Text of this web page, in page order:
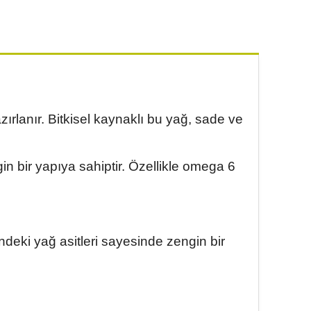
Bitkisel kaynaklı bu yağ, sade ve
bir yapıya sahiptir. Özellikle omega 6
yağ asitleri sayesinde zengin bir